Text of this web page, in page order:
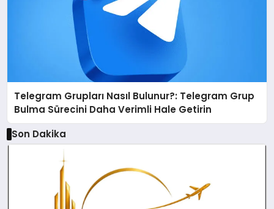
Telegram Grupları Nasıl Bulunur?: Telegram Grup
Bulma Sürecini Daha Verimli Hale Getirin
Son Dakika